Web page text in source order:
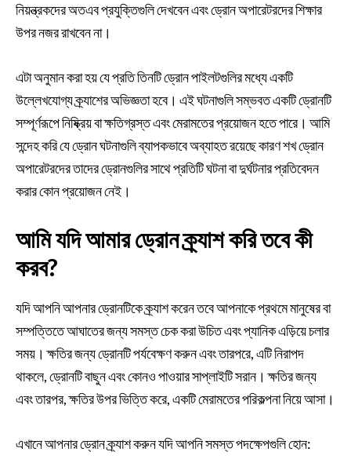
নিয়ন্ত্রকদের অতএব প্রযুক্তিগুলি দেখবেন এবং ড্রোন অপারেটরদের শিক্ষার
উপর নজর রাখবেন না।
এটা অনুমান করা হয় যে প্রতি তিনটি ড্রোন পাইলটগুলির মধ্যে একটি
উল্লেখযোগ্য ক্র্যাশের অভিজ্ঞতা হবে। এই ঘটনাগুলি সম্ভবত একটি ড্রোনটি
সম্পূর্ণরূপে নিষ্ক্রিয় বা ক্ষতিগ্রস্ত এবং মেরামতের প্রয়োজন হতে পারে। আমি
সন্দেহ করি যে ড্রোন ঘটনাগুলি ব্যাপকভাবে অব্যাহত রয়েছে কারণ শখ ড্রোন
অপারেটরদের তাদের ড্রোনগুলির সাথে প্রতিটি ঘটনা বা দুর্ঘটনার প্রতিবেদন
করার কোন প্রয়োজন নেই।
আমি যদি আমার ড্রোন ক্র্যাশ করি তবে কী
করব?
যদি আপনি আপনার ড্রোনটিকে ক্র্যাশ করেন তবে আপনাকে প্রথমে মানুষের বা
সম্পত্তিতে আঘাতের জন্য সমস্ত চেক করা উচিত এবং প্যানিক এড়িয়ে চলার
সময়। ক্ষতির জন্য ড্রোনটি পর্যবেক্ষণ করুন এবং তারপরে, এটি নিরাপদ
থাকলে, ড্রোনটি বাছুন এবং কোনও পাওয়ার সাপ্লাইটি সরান। ক্ষতির জন্য
এবং তারপর, ক্ষতির উপর ভিত্তি করে, একটি মেরামতের পরিকল্পনা নিয়ে আসা।
এখানে আপনার ড্রোন ক্র্যাশ করুন যদি আপনি সমস্ত পদক্ষেপগুলি হোন: